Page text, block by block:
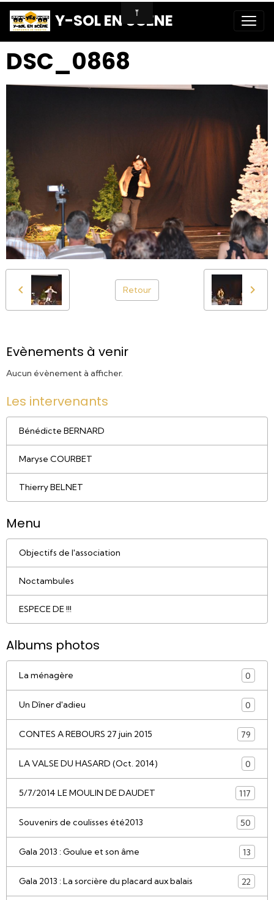
Y-SOL EN SCENE
DSC_0868
Retour
Evènements à venir
Aucun évènement à afficher.
Les intervenants
Bénédicte BERNARD
Maryse COURBET
Thierry BELNET
Menu
Objectifs de l'association
Noctambules
ESPECE DE !!!
Albums photos
La ménagère 0
Un Dîner d'adieu 0
CONTES A REBOURS 27 juin 2015 79
LA VALSE DU HASARD (Oct. 2014) 0
5/7/2014 LE MOULIN DE DAUDET 117
Souvenirs de coulisses été2013 50
Gala 2013 : Goulue et son âme 13
Gala 2013 : La sorcière du placard aux balais 22